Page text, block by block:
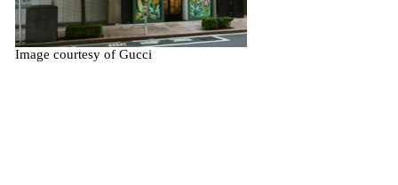
Image courtesy of Gucci